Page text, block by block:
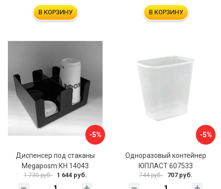
В КОРЗИНУ В КОРЗИНУ
-5%
Диспенсер под стаканы
Megaposm КН 14043
1 730 руб. 1 644 руб.
-5%
Одноразовый контейнер
ЮПЛАСТ 607533
744 руб. 707 руб.